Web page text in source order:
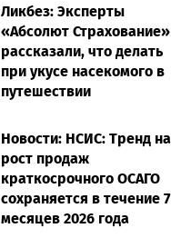
Ликбез: Эксперты
«Абсолют Страхование»
рассказали, что делать
при укусе насекомого в
путешествии
Новости: НСИС: Тренд на
рост продаж
краткосрочного ОСАГО
сохраняется в течение 7
месяцев 2026 года